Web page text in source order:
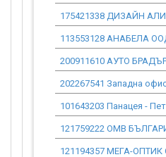
175421338 ДИЗАЙН
113553128 АНАБЕЛА
200911610 АУТО
202267541 Западна
101643203 Панацея -
121759222 ОМВ
121194357 МЕГА-